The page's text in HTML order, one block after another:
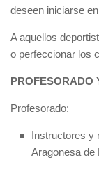
deseen iniciarse
A aquellos
o perfeccionar los
PROFESORADO
Profesorado:
Instructores y
Aragonesa de